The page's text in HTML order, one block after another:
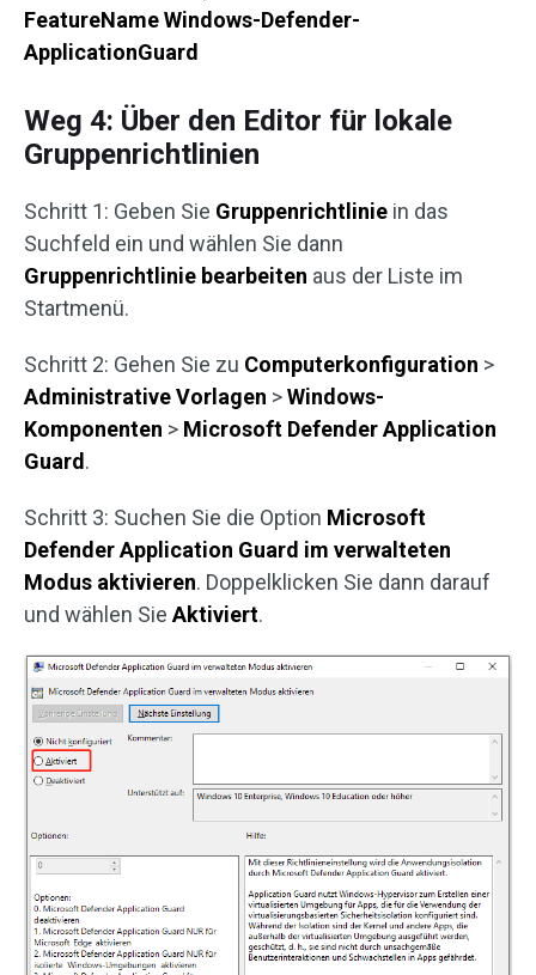
FeatureName Windows-Defender-
ApplicationGuard
Weg 4: Über den Editor für lokale
Gruppenrichtlinien
Schritt 1: Geben Sie Gruppenrichtlinie in das
Suchfeld ein und wählen Sie dann
Gruppenrichtlinie bearbeiten aus der Liste im
Startmenü.
Schritt 2: Gehen Sie zu Computerkonfiguration >
Administrative Vorlagen >Windows-
Komponenten > Microsoft Defender Application
Guard .
Schritt 3: Suchen Sie die Option Microsoft
Defender Application Guard im verwalteten
Modus aktivieren. Doppelklicken Sie dann darauf
und wählen Sie Aktiviert.